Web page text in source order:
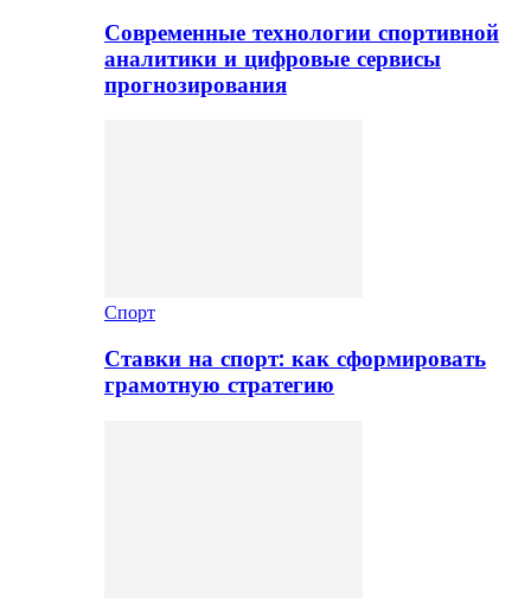
Современные технологии спортивной
аналитики и цифровые сервисы
прогнозирования
Спорт
Ставки на спорт: как сформировать
грамотную стратегию